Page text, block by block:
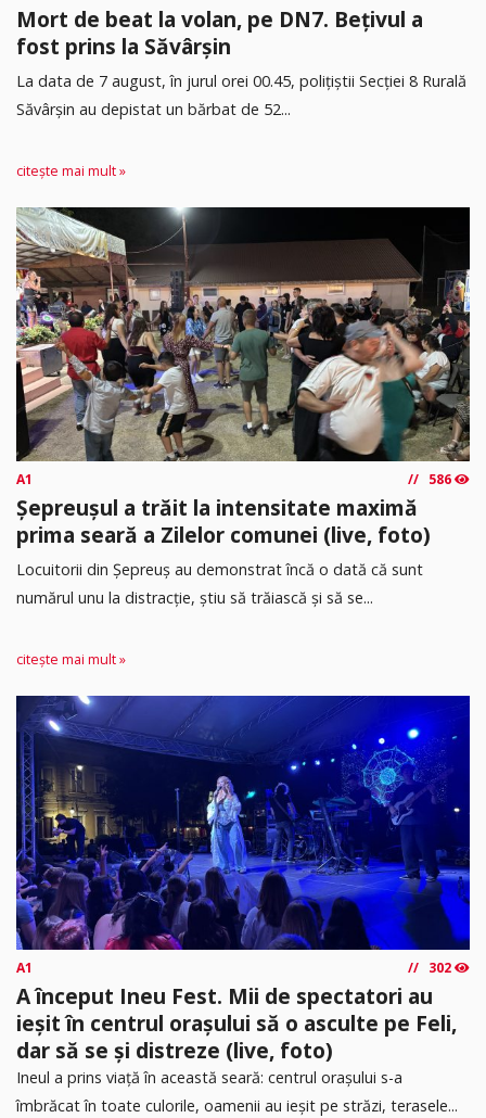
Mort de beat la volan, pe DN7. Bețivul a
fost prins la Săvârșin
​La data de 7 august, în jurul orei 00.45, polițiștii Secției 8 Rurală
Săvârșin au depistat un bărbat de 52...
citește mai mult »
A1 586
Șepreușul a trăit la intensitate maximă
prima seară a Zilelor comunei (live, foto)
Locuitorii din Șepreuș au demonstrat încă o dată că sunt
numărul unu la distracție, știu să trăiască și să se...
citește mai mult »
A1 302
A început Ineu Fest. Mii de spectatori au
ieșit în centrul orașului să o asculte pe Feli,
dar să se și distreze (live, foto)
Ineul a prins viață în această seară: centrul orașului s-a
îmbrăcat în toate culorile, oamenii au ieșit pe străzi, terasele...